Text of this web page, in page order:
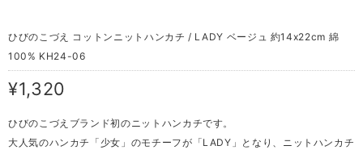
ひびのこづえ コットンニットハンカチ / LADY ベージュ 約14x22cm 綿
100% KH24-06
¥1,320
ひびのこづえブランド初のニットハンカチです。
大人気のハンカチ「少女」のモチーフが「LADY」となり、ニットハンカチ